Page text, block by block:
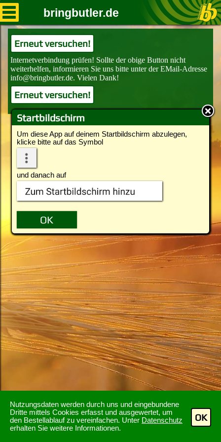
Nutzungsdaten werden durch uns und eingebundene
Dritte mittels Cookies erfasst und ausgewertet, um
den Bestellablauf zu vereinfachen. Unter Datenschutz
erhalten Sie weitere Informationen.
OK
Startbildschirm
Um diese App auf deinem Startbildschirm abzulegen,
klicke bitte auf das Symbol
und danach auf
bringbutler.de
Erneut versuchen!
Erneut versuchen!